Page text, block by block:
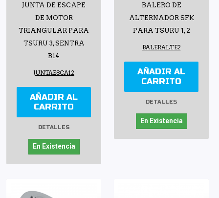
JUNTA DE ESCAPE
DE MOTOR
TRIANGULAR PARA
TSURU 3, SENTRA
B14
JUNTAESCA12
AÑADIR AL
CARRITO
DETALLES
En Existencia
BALERO DE
ALTERNADOR SFK
PARA TSURU 1, 2
BALERALTE2
AÑADIR AL
CARRITO
DETALLES
En Existencia